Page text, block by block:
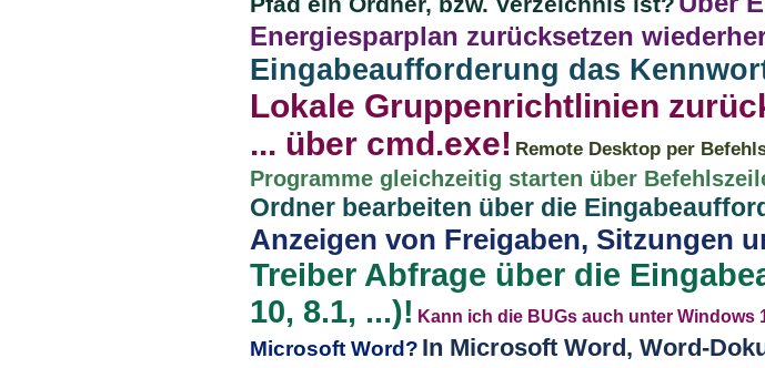
Energiesparplan zurücksetzen
Eingabeaufforderung das
Lokale Gruppenrichtlinien
... über cmd.exe! Remote Desktop per
Programme gleichzeitig starten über
Ordner bearbeiten über die
Anzeigen von Freigaben, Sitzungen
Treiber Abfrage über die
10, 8.1, ...)! Kann ich die BUGs auch unter Windows
Microsoft Word? In Microsoft Word, Word-